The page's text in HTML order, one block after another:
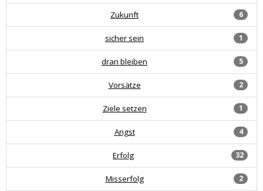
6
Zukunft
1
sicher sein
5
dran bleiben
2
Vorsätze
1
Ziele setzen
4
Angst
32
Erfolg
2
Misserfolg